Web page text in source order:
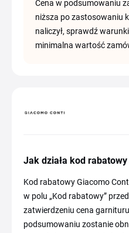
Cena w podsumowaniu
niższa po zastosowaniu
naliczył, sprawdź
minimalna wartość
Jak działa kod
Kod rabatowy Giacomo
w polu „Kod rabatowy”
zatwierdzeniu cena
podsumowaniu zostanie